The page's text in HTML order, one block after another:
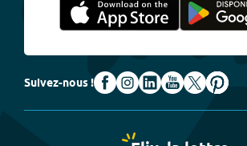
Suivez-nous !